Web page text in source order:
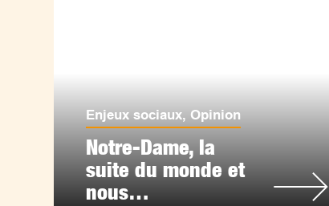
Enjeux sociaux, Opinion
Notre-Dame, la
suite du monde et
nous…